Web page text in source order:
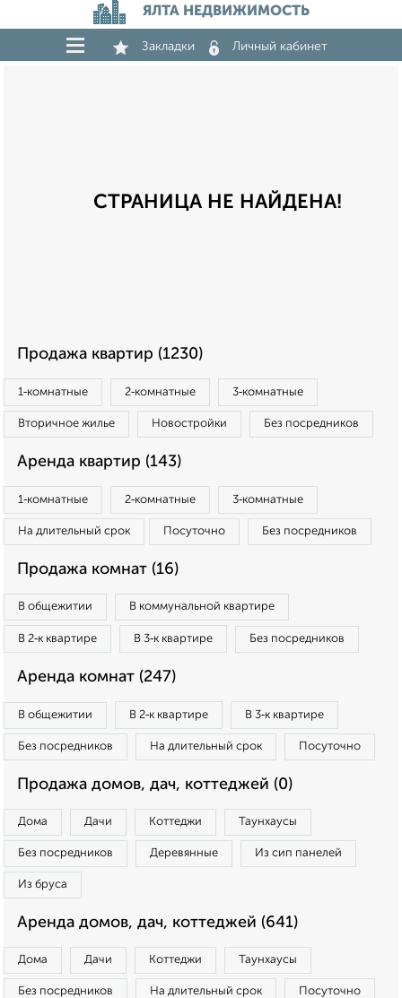
ЯЛТА НЕДВИЖИМОСТЬ
Закладки Личный кабинет
СТРАНИЦА НЕ НАЙДЕНА!
Продажа квартир (1230)
1‑комнатные 2‑комнатные 3‑комнатные
Вторичное жилье Новостройки Без посредников
Аренда квартир (143)
1‑комнатные 2‑комнатные 3‑комнатные
На длительный срок Посуточно Без посредников
Продажа комнат (16)
В общежитии В коммунальной квартире
В 2‑к квартире В 3‑к квартире Без посредников
Аренда комнат (247)
В общежитии В 2‑к квартире В 3‑к квартире
Без посредников На длительный срок Посуточно
Продажа домов, дач, коттеджей (0)
Дома Дачи Коттеджи Таунхаусы
Без посредников Деревянные Из сип панелей
Из бруса
Аренда домов, дач, коттеджей (641)
Дома Дачи Коттеджи Таунхаусы
Без посредников На длительный срок Посуточно